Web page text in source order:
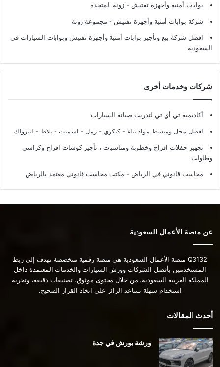
بوابات أمنية وأجهزة تفتيش - زونة المتحدة
شركة بوابات أمنية وأجهزة تفتيش - مجموعة زونة
افضل شركة بيع وتأجير بوابات أمنية وأجهزة تفتيش وبوابات السيارات في
السعودية
شركات وخدمات أخرى
أكاديمية تي أي تي لتدريب صيانة السيارات
افضل محل ومبسط مواد بناء - كنكري - رمل - اسمنت - بلاط - انترولك
تجهيز حفلات افراح وخطوبة ومناسبات ، تأجير كوشات افراح وكراسي
وطاولت
محاسب قانوني في الرياض - مكتب محاسب قانوني معتمد بالرياض
عن منصة الأعمال السعودية
Q3132 منصة الأعمال السعودية هي منصة رقمية متخصصة تهدف إلى ربط
المستخدمين بأفضل الشركات وورش السيارات والخدمات المعتمدة داخل
المملكة العربية السعودية، من خلال محتوى موثوق، تصنيفات دقيقة، وتجربة
استخدام سهلة تساعد الزائر على اتخاذ القرار الصحيح.
أحدث المقالات
ورشة بورش في جدة